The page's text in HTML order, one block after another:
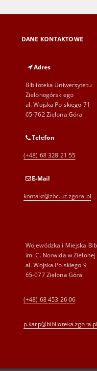
DANE KONTAKTOWE
Adres
Biblioteka Uniwersytetu
Zielonogórskiego
al. Wojska Polskiego 71
65-762 Zielona Góra
Telefon
(+48) 68 328 21 55
E-Mail
kontakt@zbc.uz.zgora.pl
Wojewódzka i Miejska
im. C. Norwida w Zielonej
al. Wojska Polskiego 9
65-077 Zielona Góra
(+48) 68 453 26 06
p.karp@biblioteka.zgora.pl